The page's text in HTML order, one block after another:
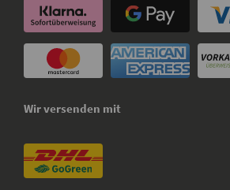
Wir versenden mit